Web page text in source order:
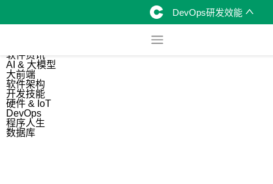
DevOps研发效能
软件资讯
AI & 大模型
大前端
软件架构
开发技能
硬件 & IoT
DevOps
程序人生
数据库